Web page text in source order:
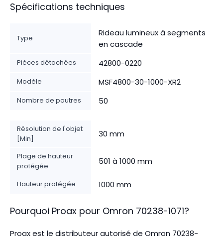
Spécifications techniques
Type
Rideau lumineux à segments
en cascade
Pièces détachées 42800-0220
Modèle MSF4800-30-1000-XR2
Nombre de poutres 50
Résolution de l'objet
[Min]
30 mm
Plage de hauteur
protégée
501 à 1000 mm
Hauteur protégée 1000 mm
Pourquoi Proax pour Omron 70238-1071?
Proax est le distributeur autorisé de Omron 70238-